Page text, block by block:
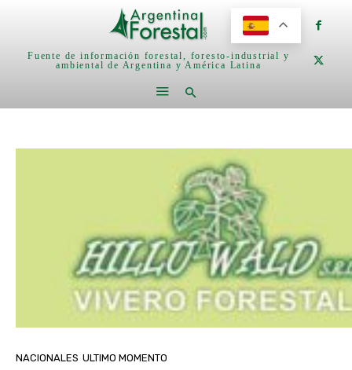
Fuente de información forestal, foresto-industrial y
ambiental de Argentina y América Latina
NACIONALES ULTIMO MOMENTO